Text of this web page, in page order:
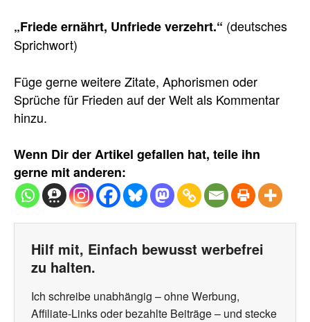
„Friede ernährt, Unfriede verzehrt.“ (deutsches
Sprichwort)
Füge gerne weitere Zitate, Aphorismen oder
Sprüche für Frieden auf der Welt als Kommentar
hinzu.
Wenn Dir der Artikel gefallen hat, teile ihn
gerne mit anderen:
Hilf mit, Einfach bewusst werbefrei
zu halten.
Ich schreibe unabhängig – ohne Werbung,
Affiliate-Links oder bezahlte Beiträge – und stecke